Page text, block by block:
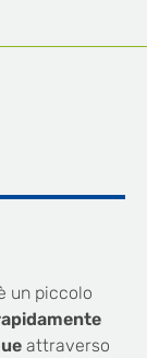
un piccolo
attraverso